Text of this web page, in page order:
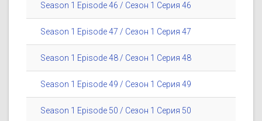
Season 1 Episode 46 / Сезон 1 Серия 46
Season 1 Episode 47 / Сезон 1 Серия 47
Season 1 Episode 48 / Сезон 1 Серия 48
Season 1 Episode 49 / Сезон 1 Серия 49
Season 1 Episode 50 / Сезон 1 Серия 50